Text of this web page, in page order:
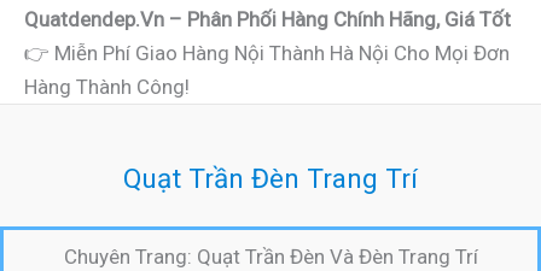
Quatdendep.vn – Phân Phối Hàng Chính Hãng, Giá Tốt
👉 Miễn Phí Giao Hàng Nội Thành Hà Nội Cho Mọi Đơn
Hàng Thành Công!
Quạt Trần Đèn Trang Trí
Chuyên Trang: Quạt Trần Đèn Và Đèn Trang Trí